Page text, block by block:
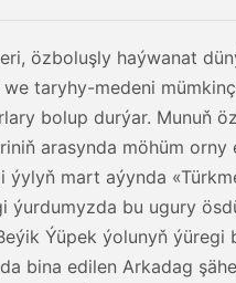
özboluşly haýwanat
taryhy-medeni
bolup durýar. Munuň
arasynda möhüm orny
mart aýynda
ýurdumyzda bu ugury
Ýüpek ýolunyň ýüregi
bina edilen Arkadag